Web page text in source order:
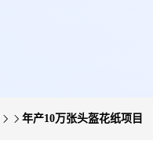
年产10万张头盔花纸项目